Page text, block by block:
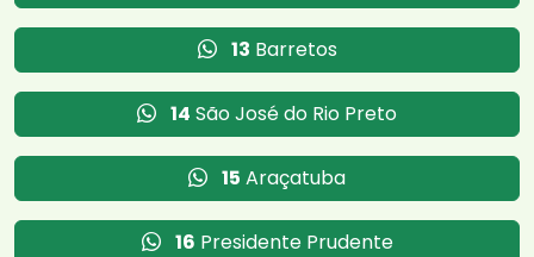
13 Barretos
14 São José do Rio Preto
15 Araçatuba
16 Presidente Prudente